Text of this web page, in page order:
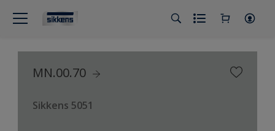
MN.00.70
Sikkens 5051